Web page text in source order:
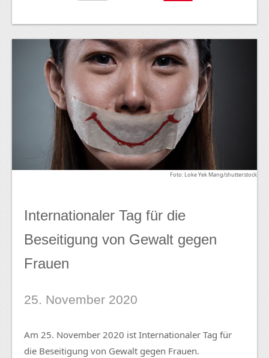
Foto: Loke Yek Mang/shutterstock
Internationaler Tag für die
Beseitigung von Gewalt gegen
Frauen
25. November 2020
Am 25. November 2020 ist Internationaler Tag für
die Beseitigung von Gewalt gegen Frauen.